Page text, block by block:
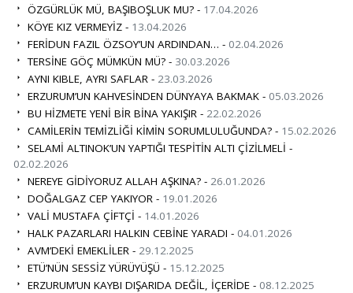
ÖZGÜRLÜK MÜ, BAŞIBOŞLUK MU? - 17.04.2026
KÖYE KIZ VERMEYİZ - 13.04.2026
FERİDUN FAZIL ÖZSOY’UN ARDINDAN… - 02.04.2026
TERSİNE GÖÇ MÜMKÜN MÜ? - 30.03.2026
AYNI KIBLE, AYRI SAFLAR - 23.03.2026
ERZURUM’UN KAHVESİNDEN DÜNYAYA BAKMAK - 05.03.2026
BU HİZMETE YENİ BİR BİNA YAKIŞIR - 22.02.2026
CAMİLERİN TEMİZLİĞİ KİMİN SORUMLULUĞUNDA? - 15.02.2026
SELAMİ ALTINOK’UN YAPTIĞI TESPİTİN ALTI ÇİZİLMELİ -
02.02.2026
NEREYE GİDİYORUZ ALLAH AŞKINA? - 26.01.2026
DOĞALGAZ CEP YAKIYOR - 19.01.2026
VALİ MUSTAFA ÇİFTÇİ - 14.01.2026
HALK PAZARLARI HALKIN CEBİNE YARADI - 04.01.2026
AVM’DEKİ EMEKLİLER - 29.12.2025
ETÜ’NÜN SESSİZ YÜRÜYÜŞÜ - 15.12.2025
ERZURUM’UN KAYBI DIŞARIDA DEĞİL, İÇERİDE - 08.12.2025